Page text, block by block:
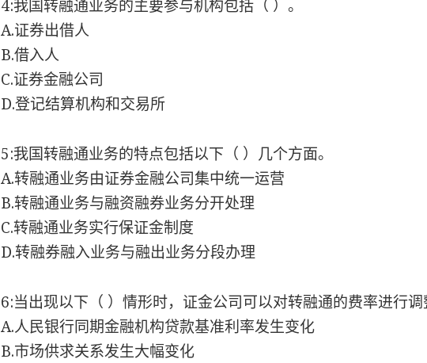
4:我国转融通业务的主要参与机构包括（ ）。
A.证券出借人
B.借入人
C.证券金融公司
D.登记结算机构和交易所
5:我国转融通业务的特点包括以下（ ）几个方面。
A.转融通业务由证券金融公司集中统一运营
B.转融通业务与融资融券业务分开处理
C.转融通业务实行保证金制度
D.转融券融入业务与融出业务分段办理
6:当出现以下（ ）情形时，证金公司可以对转融通的费率进行
A.人民银行同期金融机构贷款基准利率发生变化
B.市场供求关系发生大幅变化